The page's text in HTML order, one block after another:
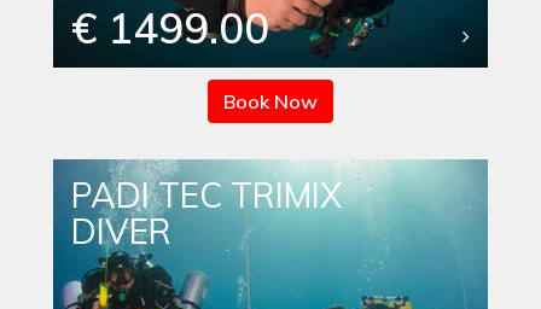
€ 1499.00
Book Now
PADI TEC TRIMIX
DIVER